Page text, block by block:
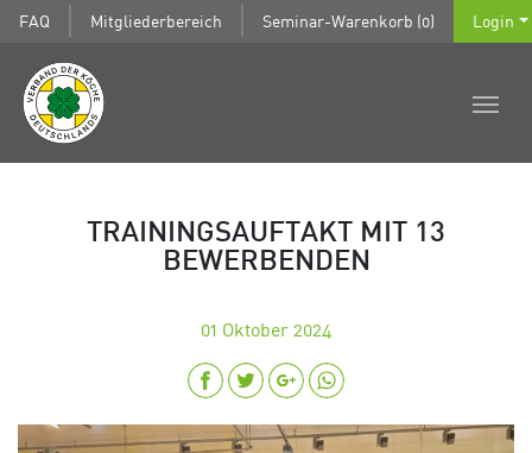
FAQ Mitgliederbereich Seminar-Warenkorb (0) Login
TRAININGSAUFTAKT MIT 13
BEWERBENDEN
01 Oktober 2024